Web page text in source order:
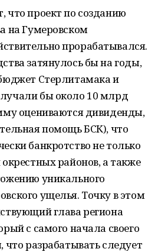
что проект по созданию
на Гумеровском
прорабатывался.
затянулось бы на годы,
Стерлитамака и
бы около 10 млрд
оцениваются дивиденды,
помощь БСК), что
банкротство не только
районов, а также
уникального
ущелья. Точку в этом
глава региона
с самого начала своего
что разрабатывать следует